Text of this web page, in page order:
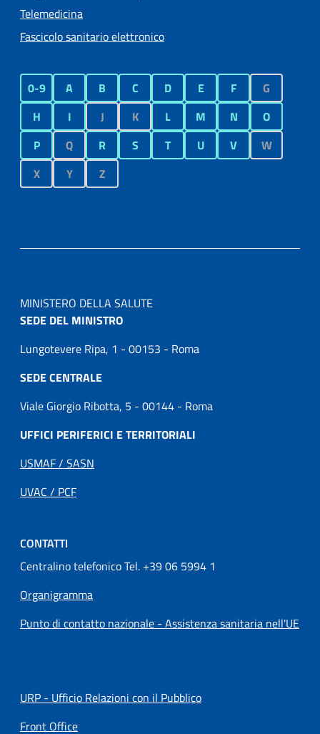
Telemedicina
Fascicolo sanitario elettronico
0-9 A B C D E F
G
H
I J K L M N
O
P
Q R S T U V
W
X
Y Z
MINISTERO DELLA SALUTE
SEDE DEL MINISTRO
Lungotevere Ripa, 1 - 00153 - Roma
SEDE CENTRALE
Viale Giorgio Ribotta, 5 - 00144 - Roma
UFFICI PERIFERICI E TERRITORIALI
USMAF / SASN
UVAC / PCF
CONTATTI
Centralino telefonico Tel. +39 06 5994 1
Organigramma
Punto di contatto nazionale - Assistenza sanitaria nell'UE
URP - Ufficio Relazioni con il Pubblico
Front Office